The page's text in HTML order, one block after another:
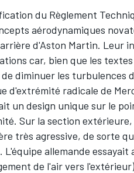
du Règlement
aérodynamiques
d'Aston Martin. Leur
car, bien que les
de diminuer les turbulences
d'extrémité radicale de
un design unique sur le
Sur la section
très agressive, de sorte
L'équipe allemande
de l'air vers